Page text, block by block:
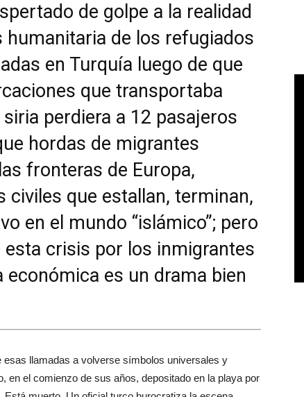
de golpe a la realidad
de los refugiados
en Turquía luego de que
que transportaba
perdiera a 12 pasajeros
hordas de migrantes
fronteras de Europa,
civiles que estallan, terminan,
en el mundo “islámico”; pero
crisis por los inmigrantes
es un drama bien
llamadas a volverse símbolos universales y
en el comienzo de sus años, depositado en la playa por